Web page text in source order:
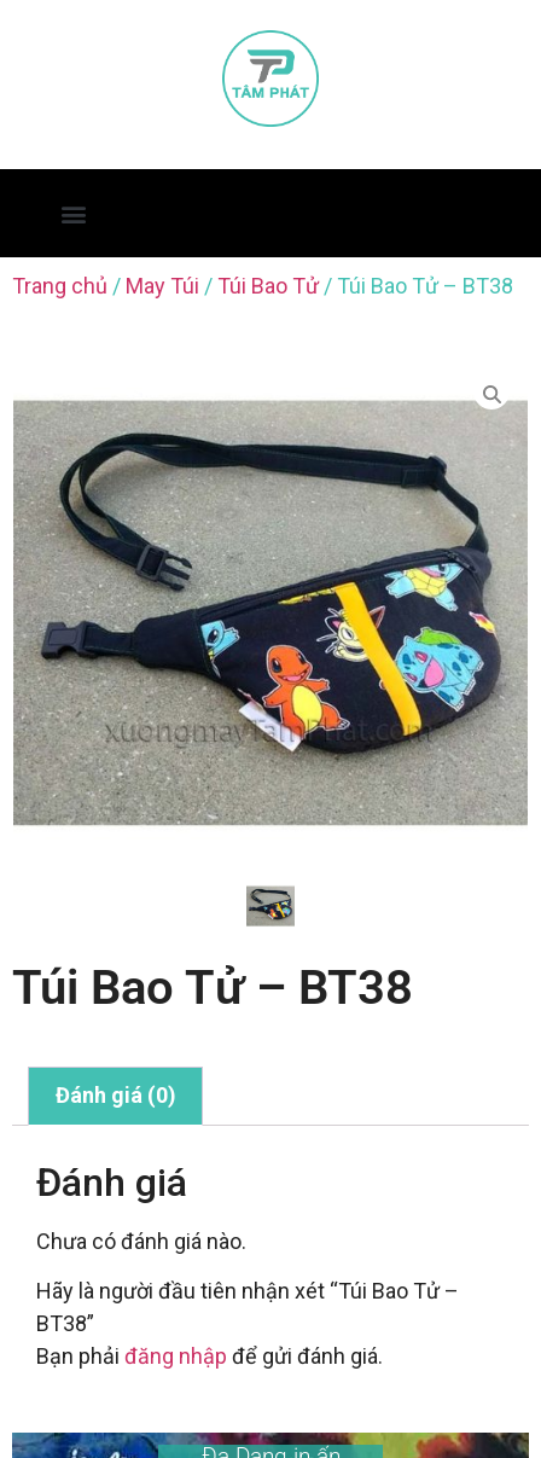
Trang chủ / May Túi / Túi Bao Tử/ Túi Bao Tử – BT38
Túi Bao Tử – BT38
Đánh giá (0)
Đánh giá
Chưa có đánh giá nào.
Hãy là người đầu tiên nhận xét “Túi Bao Tử –
BT38”
Bạn phải đăng nhập để gửi đánh giá.